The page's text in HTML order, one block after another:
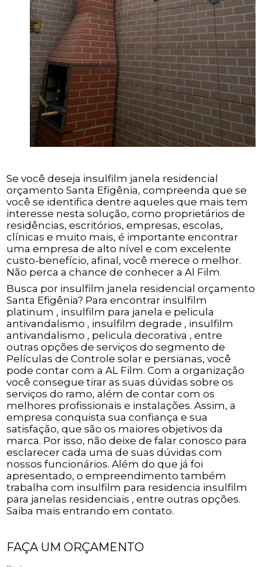
Se você deseja insulfilm janela residencial
orçamento Santa Efigênia, compreenda que se
você se identifica dentre aqueles que mais tem
interesse nesta solução, como proprietários de
residências, escritórios, empresas, escolas,
clínicas e muito mais, é importante encontrar
uma empresa de alto nível e com excelente
custo-benefício, afinal, você merece o melhor.
Não perca a chance de conhecer a Al Film.
Busca por insulfilm janela residencial orçamento
Santa Efigênia? Para encontrar insulfilm
platinum , insulfilm para janela e pelicula
antivandalismo , insulfilm degrade , insulfilm
antivandalismo , pelicula decorativa , entre
outras opções de serviços do segmento de
Películas de Controle solar e persianas, você
pode contar com a AL Film. Com a organização
você consegue tirar as suas dúvidas sobre os
serviços do ramo, além de contar com os
melhores profissionais e instalações. Assim, a
empresa conquista sua confiança e sua
satisfação, que são os maiores objetivos da
marca. Por isso, não deixe de falar conosco para
esclarecer cada uma de suas dúvidas com
nossos funcionários. Além do que já foi
apresentado, o empreendimento também
trabalha com insulfilm para residencia insulfilm
para janelas residenciais , entre outras opções.
Saiba mais entrando em contato.
FAÇA UM ORÇAMENTO